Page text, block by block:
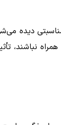
دیده
نباشند،